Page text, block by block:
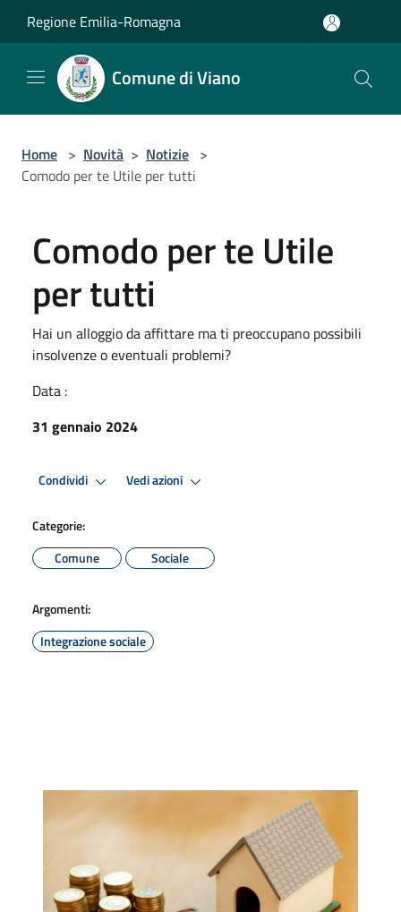
Regione Emilia-Romagna
Comune di Viano
Home > Novità > Notizie >
Comodo per te Utile per tutti
Comodo per te Utile
per tutti
Hai un alloggio da affittare ma ti preoccupano possibili
insolvenze o eventuali problemi?
Data :
31 gennaio 2024
Condividi Vedi azioni
Categorie:
Comune
Sociale
Argomenti:
Integrazione sociale